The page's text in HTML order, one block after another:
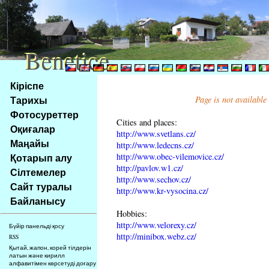
Na
obsah
stránky
Klávesové
zkratky
tomto
webu
základní
Hlavní
strana
Кіріспе
Тарихы
Фотосуреттер
Оқиғалар
Маңайы
Қотарып алу
Сілтемелер
Сайт туралы
Байланысу
Бүйір панельді қосу
RSS
Қытай, жапон, корей тілдерін
латын және кирилл
алфавитімен көрсетуді доғару
Page is not
Cities and places:
http://www.svetlans.cz/
http://www.ledecns.cz/
http://www.obec-vilemovice.cz/
http://pavlov.w1.cz/
http://www.sechov.cz/
http://www.kr-vysocina.cz/
Hobbies:
http://www.velorexy.cz/
http://minibox.webz.cz/
Benetice
Benetice